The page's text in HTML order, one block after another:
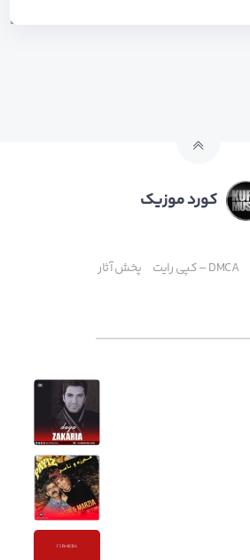
کورد موزیک
DMCA – کپی رایت پخش آثار